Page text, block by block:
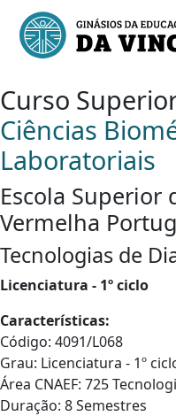
Curso
Ciências
Laboratoriais
Escola Superior
Vermelha
Tecnologias de
Licenciatura - 1º ciclo
Características:
Código: 4091/L068
Grau: Licenciatura - 1º
Área CNAEF: 725
Duração: 8 Semestres